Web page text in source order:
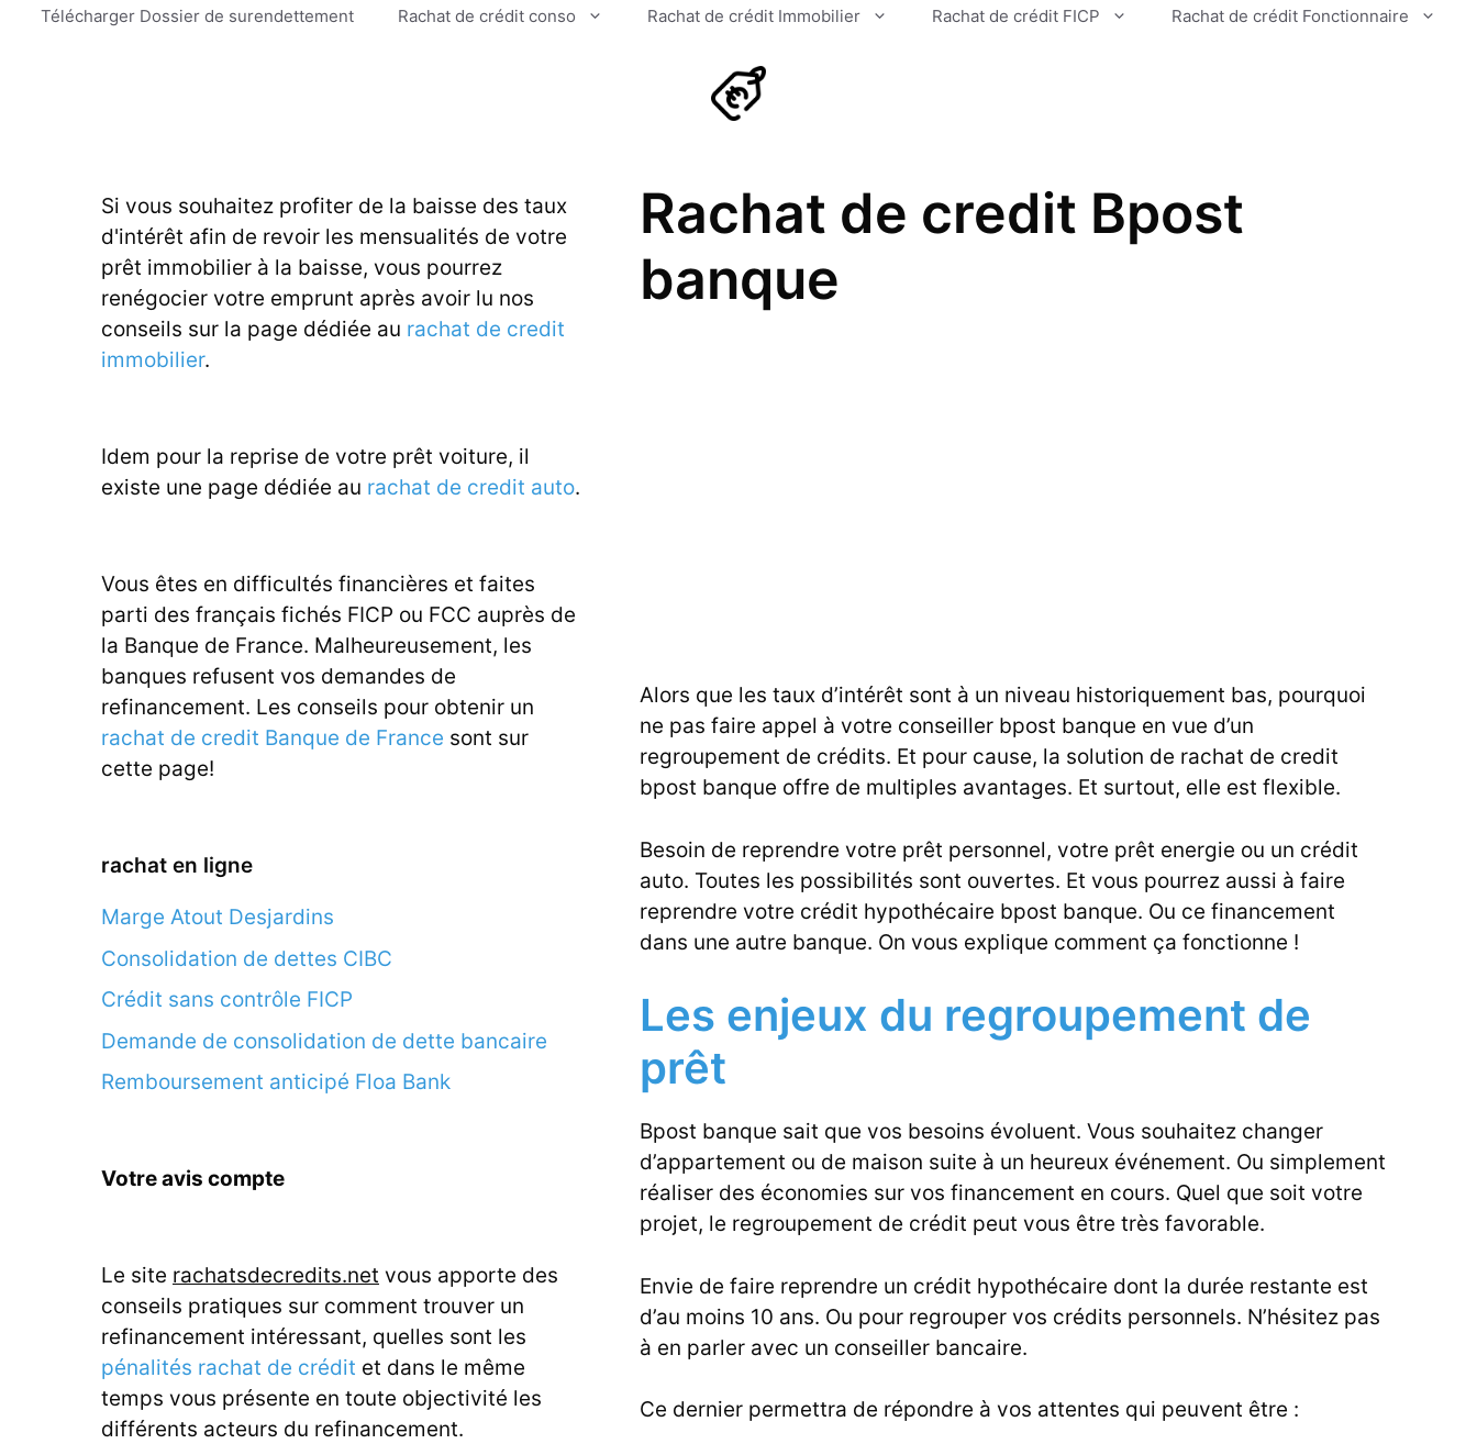
AllerTélécharger Dossier de surendettement Rachat de crédit conso Rachat de crédit Immobilier Rachat de crédit FICP Rachat de crédit Fonctionnaire
Rachat de credit Bpost
banque
Alors que les taux d’intérêt sont à un niveau historiquement bas, pourquoi
ne pas faire appel à votre conseiller bpost banque en vue d’un
regroupement de crédits. Et pour cause, la solution de rachat de credit
bpost banque offre de multiples avantages. Et surtout, elle est flexible.
Besoin de reprendre votre prêt personnel, votre prêt energie ou un crédit
auto. Toutes les possibilités sont ouvertes. Et vous pourrez aussi à faire
reprendre votre crédit hypothécaire bpost banque. Ou ce financement
dans une autre banque. On vous explique comment ça fonctionne !
Les enjeux du regroupement de
prêt
Bpost banque sait que vos besoins évoluent. Vous souhaitez changer
d’appartement ou de maison suite à un heureux événement. Ou simplement
réaliser des économies sur vos financement en cours. Quel que soit votre
projet, le regroupement de crédit peut vous être très favorable.
Envie de faire reprendre un crédit hypothécaire dont la durée restante est
d’au moins 10 ans. Ou pour regrouper vos crédits personnels. N’hésitez pas
à en parler avec un conseiller bancaire.
Ce dernier permettra de répondre à vos attentes qui peuvent être :
Si vous souhaitez profiter de la baisse des taux
d'intérêt afin de revoir les mensualités de votre
prêt immobilier à la baisse, vous pourrez
renégocier votre emprunt après avoir lu nos
conseils sur la page dédiée au rachat de credit
immobilier.
Idem pour la reprise de votre prêt voiture, il
existe une page dédiée au rachat de credit auto.
Vous êtes en difficultés financières et faites
parti des français fichés FICP ou FCC auprès de
la Banque de France. Malheureusement, les
banques refusent vos demandes de
refinancement. Les conseils pour obtenir un
rachat de credit Banque de France sont sur
cette page!
rachat en ligne
Marge Atout Desjardins
Consolidation de dettes CIBC
Crédit sans contrôle FICP
Demande de consolidation de dette bancaire
Remboursement anticipé Floa Bank
Votre avis compte
Le site rachatsdecredits.net vous apporte des
conseils pratiques sur comment trouver un
refinancement intéressant, quelles sont les
pénalités rachat de crédit et dans le même
temps vous présente en toute objectivité les
différents acteurs du refinancement.